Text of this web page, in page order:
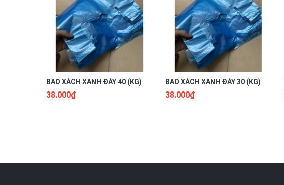
BAO XÁCH XANH ĐÁY 40 (KG)
38.000₫
BAO XÁCH XANH ĐÁY 30 (KG)
38.000₫